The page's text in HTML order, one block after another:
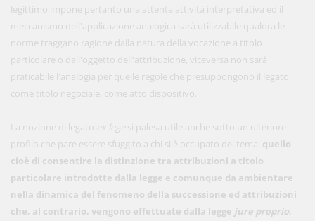
legittimo impone pertanto una attenta attività interpretativa ed il
meccanismo dell'applicazione analogica sarà utilizzabile qualora le
norme traggano ragione dalla natura della vocazione a titolo
particolare o dall'oggetto dell'attribuzione, viceversa non sarà
praticabile l'analogia per quelle regole che presuppongono il legato
come titolo negoziale, come atto dispositivo.
La nozione di legato ex lege si palesa utile anche sotto un ulteriore
profilo che pare essere sfuggito a chi si è occupato del tema: quello
cioè di consentire la distinzione tra attribuzioni a titolo
particolare introdotte dalla legge e comunque da ambientare
nella dinamica del fenomeno della successione ed attribuzioni
che, al contrario, vengono effettuate dalla legge jure proprio,